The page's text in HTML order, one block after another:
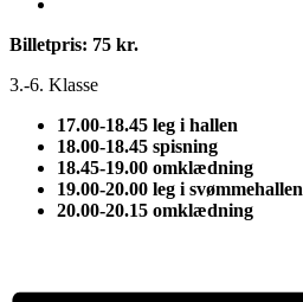
Billetpris: 75 kr.
3.-6. Klasse
17.00-18.45 leg i hallen
18.00-18.45 spisning
18.45-19.00 omklædning
19.00-20.00 leg i svømmehallen
20.00-20.15 omklædning